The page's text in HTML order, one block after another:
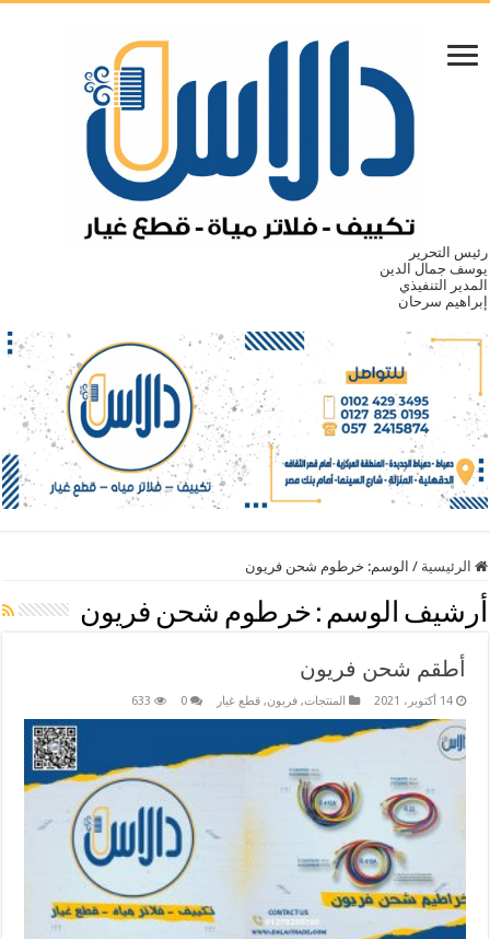
رئيس التحرير
يوسف جمال الدين
المدير التنفيذي
إبراهيم سرحان
الرئيسية / الوسم: خرطوم شحن فريون
أرشيف الوسم : خرطوم شحن فريون
أطقم شحن فريون
14 أكتوبر، 2021 المنتجات, فريون, قطع غيار 0
633